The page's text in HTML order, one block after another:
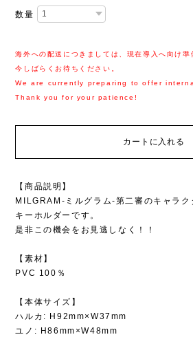
数量
海外への配送につきましては、現在導入へ向け準
今しばらくお待ちください。
We are currently preparing to offer
Thank you for your patience!
カートに入れる
【商品説明】
MILGRAM-ミルグラム-第二審のキャラク
キーホルダーです。
是非この機会をお見逃しなく！！
【素材】
PVC 100％
【本体サイズ】
ハルカ: H92mm×W37mm
ユノ: H86mm×W48mm